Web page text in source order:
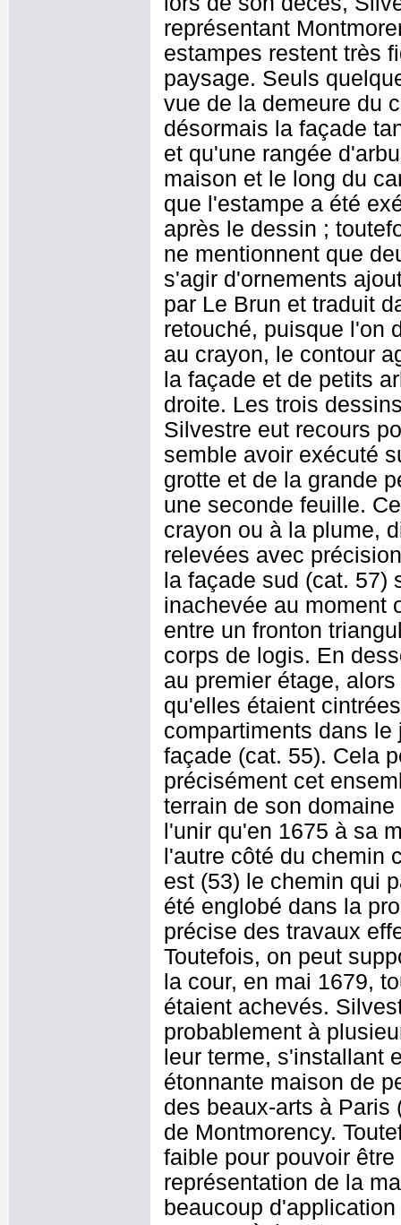
représentant
estampes restent très
paysage. Seuls
vue de la demeure du
désormais la façade
et qu'une rangée
maison et le long du
que l'estampe a été
après le dessin ;
ne mentionnent que
s'agir d'ornements
par Le Brun et traduit
retouché, puisque l'on
au crayon, le contour
la façade et de petits
droite. Les trois
Silvestre eut recours
semble avoir exécuté
grotte et de la grande
une seconde feuille.
crayon ou à la plume,
relevées avec
la façade sud (cat.
inachevée au moment
entre un fronton
corps de logis. En
au premier étage,
qu'elles étaient
compartiments dans
façade (cat. 55). Cela
précisément cet
terrain de son
l'unir qu'en 1675 à sa
l'autre côté du chemin
est (53) le chemin qui
été englobé dans la
précise des travaux
Toutefois, on peut
la cour, en mai 1679,
étaient achevés.
probablement à
leur terme, s'installant
étonnante maison de
des beaux-arts à Paris
de Montmorency.
faible pour pouvoir
représentation de la
beaucoup